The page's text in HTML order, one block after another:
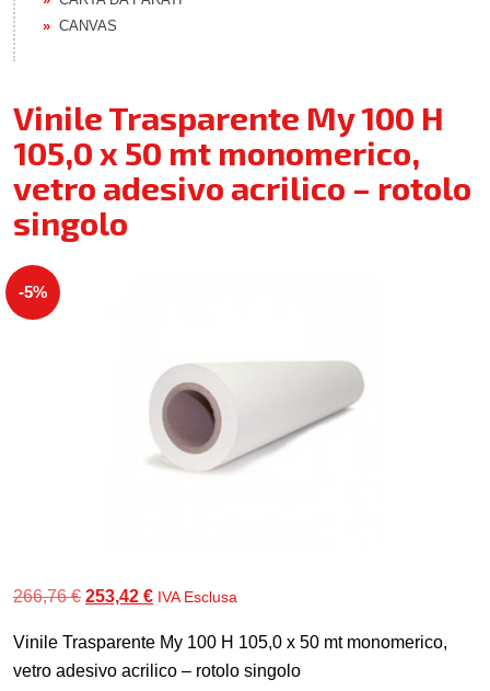
CANVAS
Vinile Trasparente My 100 H
105,0 x 50 mt monomerico,
vetro adesivo acrilico – rotolo
singolo
-5%
266,76€ Il
originale
era:
253,42 €Il
attuale
è:
IVA Esclusa
Vinile Trasparente My 100 H 105,0 x 50 mt monomerico,
vetro adesivo acrilico – rotolo singolo